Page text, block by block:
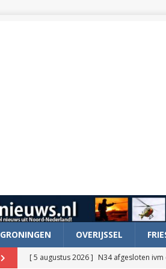
GRONINGEN OVERIJSSEL
[ 5 augustus 2026 ] N34 afgesloten